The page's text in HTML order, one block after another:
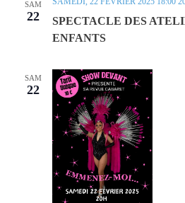
SAM
22
SPECTACLE DES
ENFANTS
SAM
22